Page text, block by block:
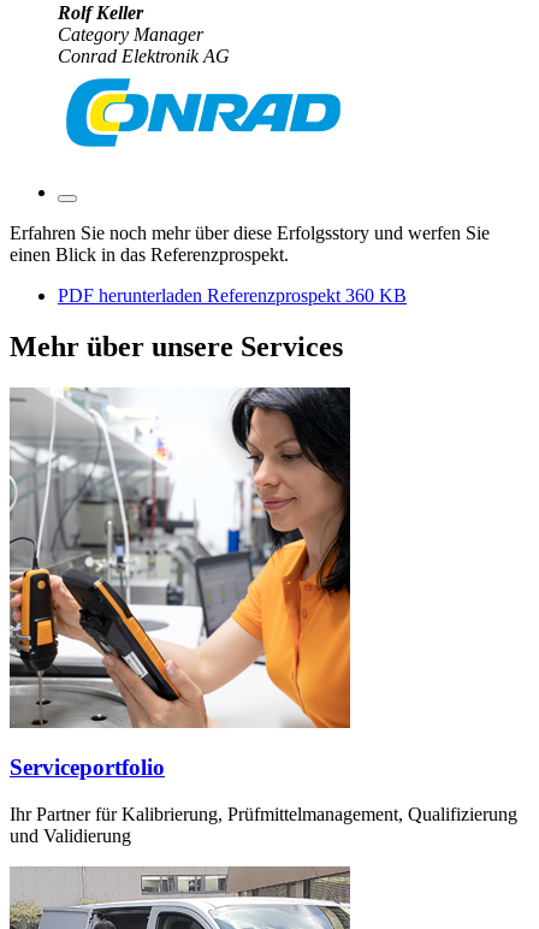
Rolf Keller
Category Manager
Conrad Elektronik AG
Erfahren Sie noch mehr über diese Erfolgsstory und werfen Sie
einen Blick in das Referenzprospekt.
PDF herunterladen Referenzprospekt 360 KB
Mehr über unsere Services
Serviceportfolio
Ihr Partner für Kalibrierung, Prüfmittelmanagement, Qualifizierung
und Validierung